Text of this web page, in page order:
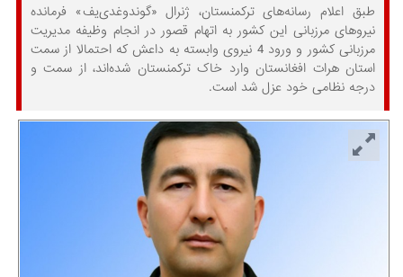
طبق اعلام رسانه‌های ترکمنستان، ژنرال «گوندوغدی‌یف» فرمانده
نیروهای مرزبانی این کشور به اتهام قصور در انجام وظیفه مدیریت
مرزبانی کشور و ورود 4 نیروی وابسته به داعش که احتمالا از سمت
استان هرات افغانستان وارد خاک ترکمنستان شده‌اند، از سمت و
درجه نظامی خود عزل شد است.